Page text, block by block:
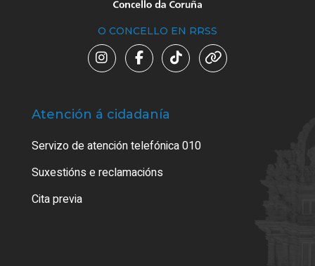
O CONCELLO EN RRSS
Atención á cidadanía
Servizo de atención telefónica 010
Suxestións e reclamacións
Cita previa